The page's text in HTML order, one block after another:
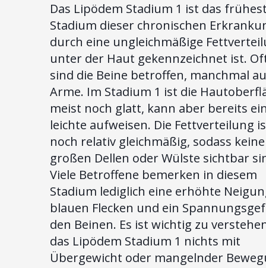
Das Lipödem Stadium 1 ist das
Stadium dieser chronischen
durch eine ungleichmäßige
unter der Haut gekennzeichnet ist.
sind die Beine betroffen, manchmal
Arme. Im Stadium 1 ist die
meist noch glatt, kann aber bereits
leichte aufweisen. Die Fettverteilung
noch relativ gleichmäßig, sodass keine
großen Dellen oder Wülste sichtbar
Viele Betroffene bemerken in diesem
Stadium lediglich eine erhöhte
blauen Flecken und ein
den Beinen. Es ist wichtig zu
das Lipödem Stadium 1 nichts mit
Übergewicht oder mangelnder